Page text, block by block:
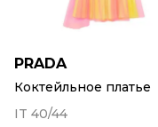
PRADA
Коктейльное платье
IT 40/44